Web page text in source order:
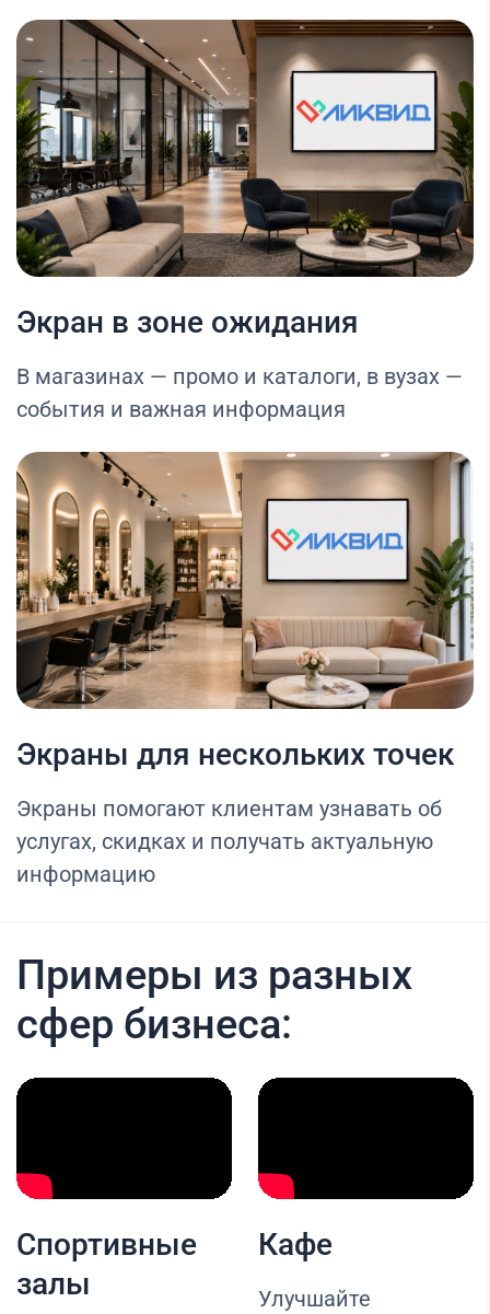
Экран в зоне ожидания
В магазинах — промо и каталоги, в вузах —
события и важная информация
Экраны для нескольких точек
Экраны помогают клиентам узнавать об
услугах, скидках и получать актуальную
информацию
Примеры из разных
сфер бизнеса:
Спортивные
залы
Кафе
Улучшайте